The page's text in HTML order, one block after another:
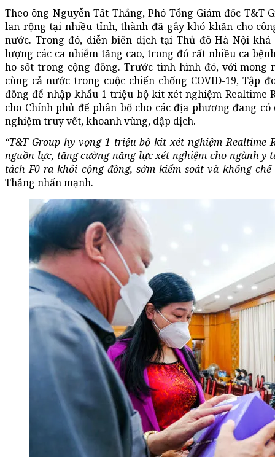
Theo ông Nguyễn Tất Thắng, Phó Tổng Giám đốc
lan rộng tại nhiều tỉnh, thành đã gây khó khăn cho
nước. Trong đó, diễn biến dịch tại Thủ đô Hà Nội
lượng các ca nhiễm tăng cao, trong đó rất nhiều ca
ho sốt trong cộng đồng. Trước tình hình đó, với
cùng cả nước trong cuộc chiến chống COVID-19, Tập
đồng để nhập khẩu 1 triệu bộ kit xét nghiệm Realtime
cho Chính phủ để phân bổ cho các địa phương đang
nghiệm truy vết, khoanh vùng, dập dịch.
“T&T Group hy vọng 1 triệu bộ kit xét nghiệm Realtime
nguồn lực, tăng cường năng lực xét nghiệm cho ngành y
tách F0 ra khỏi cộng đồng, sớm kiểm soát và khống
Thắng nhấn mạnh.